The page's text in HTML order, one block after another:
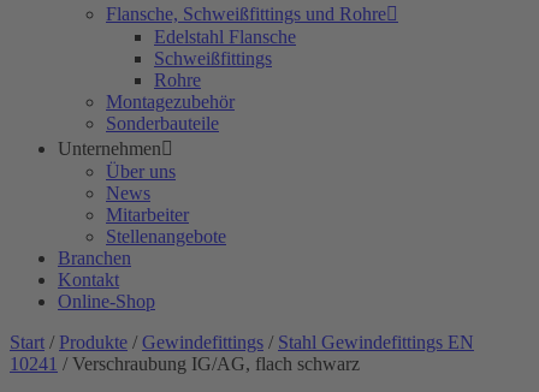
Flansche, Schweißfittings und Rohre
Edelstahl Flansche
Schweißfittings
Rohre
Montagezubehör
Sonderbauteile
Unternehmen
Über uns
News
Mitarbeiter
Stellenangebote
Branchen
Kontakt
Online-Shop
Start / Produkte / Gewindefittings / Stahl Gewindefittings EN
10241 / Verschraubung IG/AG, flach schwarz